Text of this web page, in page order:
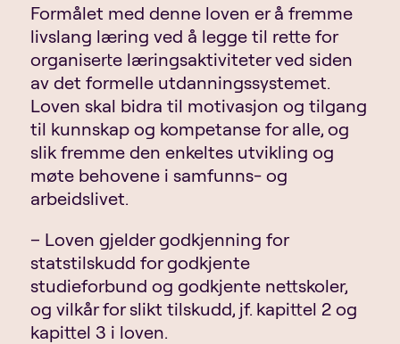
Formålet med denne loven er å fremme
livslang læring ved å legge til rette for
organiserte læringsaktiviteter ved siden
av det formelle utdanningssystemet.
Loven skal bidra til motivasjon og tilgang
til kunnskap og kompetanse for alle, og
slik fremme den enkeltes utvikling og
møte behovene i samfunns- og
arbeidslivet.
– Loven gjelder godkjenning for
statstilskudd for godkjente
studieforbund og godkjente nettskoler,
og vilkår for slikt tilskudd, jf. kapittel 2 og
kapittel 3 i loven.